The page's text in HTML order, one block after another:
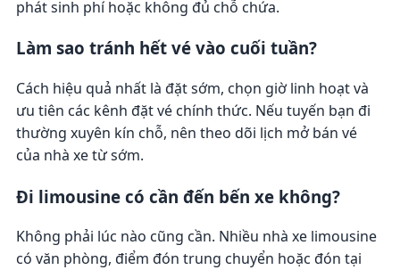
phát sinh phí hoặc không đủ chỗ chứa.
Làm sao tránh hết vé vào cuối tuần?
Cách hiệu quả nhất là đặt sớm, chọn giờ linh hoạt và
ưu tiên các kênh đặt vé chính thức. Nếu tuyến bạn đi
thường xuyên kín chỗ, nên theo dõi lịch mở bán vé
của nhà xe từ sớm.
Đi limousine có cần đến bến xe không?
Không phải lúc nào cũng cần. Nhiều nhà xe limousine
có văn phòng, điểm đón trung chuyển hoặc đón tại